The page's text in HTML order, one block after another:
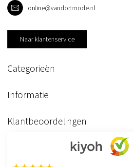
online@vandortmode.nl
Naar klantenservice
Categorieën
Informatie
Klantbeoordelingen